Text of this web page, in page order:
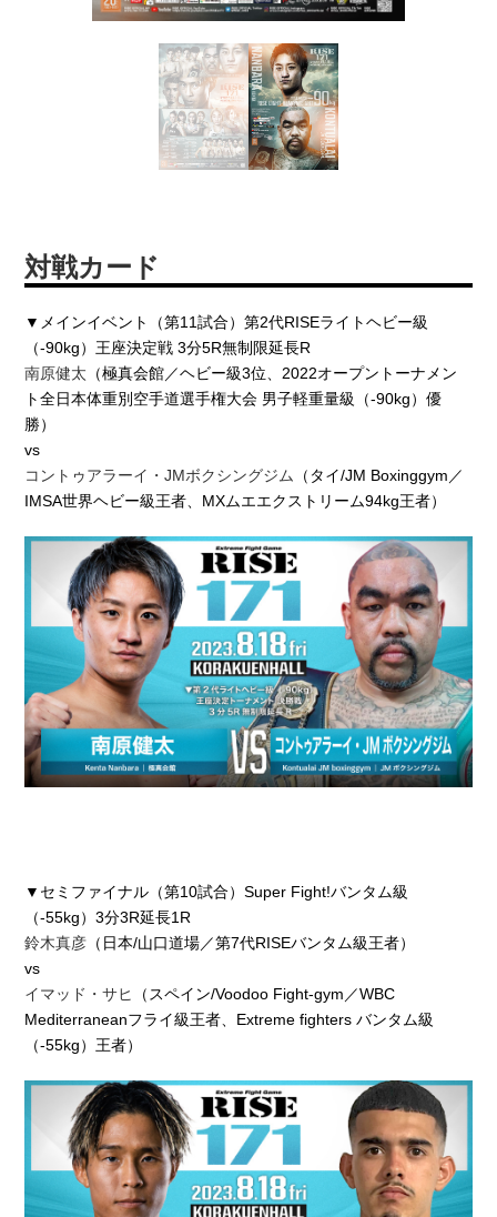
対戦カード
▼メインイベント（第11試合）第2代RISEライトヘビー級
（-90kg）王座決定戦 3分5R無制限延長R
南原健太 （極真会館／ヘビー級3位、2022オープントーナメン
ト全日本体重別空手道選手権大会 男子軽重量級（-90kg）優
勝）
vs
コントゥアラーイ・JMボクシングジム
（タイ/JM Boxinggym／
IMSA世界ヘビー級王者、MXムエエクストリーム94kg王者）
▼セミファイナル（第10試合）Super Fight!バンタム級
（-55kg）3分3R延長1R
鈴木真彦 （日本/山口道場／第7代RISEバンタム級王者）
vs
イマッド・サヒ
（スペイン/Voodoo Fight-gym／WBC
Mediterraneanフライ級王者、Extreme fighters バンタム級
（-55kg）王者）